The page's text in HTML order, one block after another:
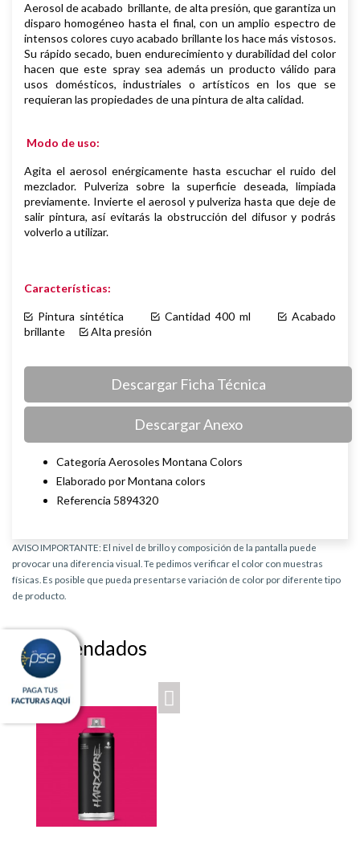
Aerosol deacabado brillante, dealta presión, que garantiza un
disparo homogéneo hasta el final, con un amplio espectro de
intensos colores cuyo acabado brillante los hace más vistosos.
Su rápido secado, buen endurecimiento y durabilidad del color
hacen que este spray sea además un producto válido para
usos domésticos, industriales o artísticos en los que se
requieran las propiedades de una pintura de alta calidad.
Modo de uso:
Agita el aerosol enérgicamente hasta escuchar el ruido del
mezclador. Pulveriza sobre la superficie deseada, limpiada
previamente. Invierte el aerosol y pulveriza hasta que deje de
salir pintura, así evitarás la obstrucción del difusor y podrás
volverlo a utilizar.
Características:
Pintura sintética Cantidad 400 ml
Acabado
brillante
Alta presión
Descargar Ficha Técnica
Descargar Anexo
Categoría Aerosoles Montana Colors
Elaborado por Montana colors
Referencia 5894320
AVISO IMPORTANTE: El nivel de brillo y composición de la pantalla puede
provocar una diferencia visual. Te pedimos verificar el color con muestras
físicas. Es posible que pueda presentarse variación de color por diferente tipo
de producto.
Recomendados